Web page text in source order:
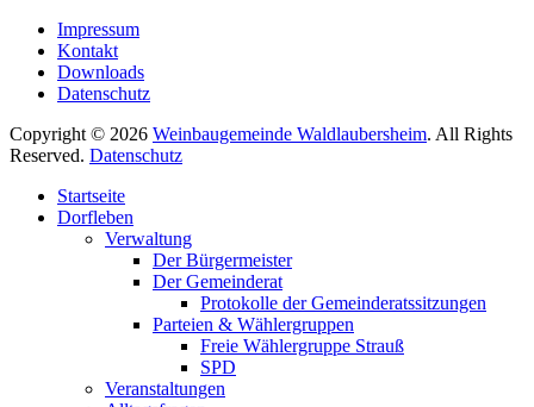
Impressum
Kontakt
Downloads
Datenschutz
Copyright © 2026 Weinbaugemeinde Waldlaubersheim. All Rights
Reserved. Datenschutz
oben
scrollen
Startseite
Dorfleben
Verwaltung
Der Bürgermeister
Der Gemeinderat
Protokolle der Gemeinderatssitzungen
Parteien & Wählergruppen
Freie Wählergruppe Strauß
SPD
Veranstaltungen